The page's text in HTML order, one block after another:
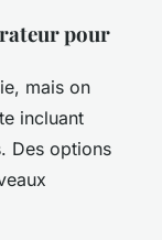
pour
mais on
incluant
Des options